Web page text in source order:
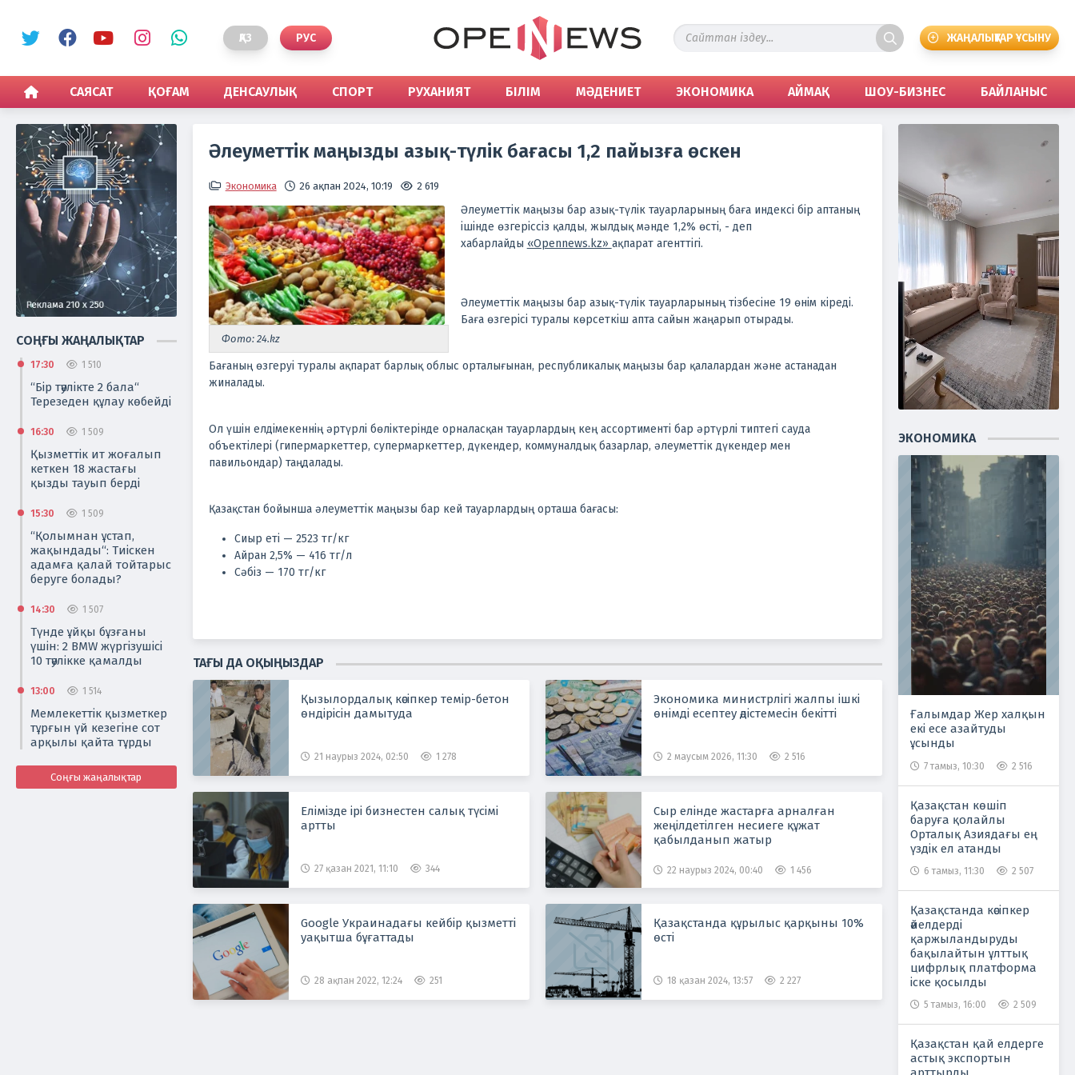
ҚАЗ РУС ЖАҢАЛЫҚТАР ҰСЫНУ
САЯСАТ ҚОҒАМ ДЕНСАУЛЫҚ СПОРТ РУХАНИЯТ БІЛІМ МӘДЕНИЕТ ЭКОНОМИКА АЙМАҚ ШОУ-БИЗНЕС БАЙЛАНЫС
СОҢҒЫ ЖАҢАЛЫҚТАР
17:30 1 510
“Бір тәулікте 2 бала“
Терезеден құлау көбейді
16:30 1 509
Қызметтік ит жоғалып
кеткен 18 жастағы
қызды тауып берді
15:30 1 509
“Қолымнан ұстап,
жақындады“: Тиіскен
адамға қалай тойтарыс
беруге болады?
14:30 1 507
Түнде ұйқы бұзғаны
үшін: 2 BMW жүргізушісі
10 тәулікке қамалды
13:00 1 514
Мемлекеттік қызметкер
тұрғын үй кезегіне сот
арқылы қайта тұрды
Соңғы жаңалықтар
Әлеуметтік маңызды азық-түлік бағасы 1,2 пайызға өскен
Экономика 26 ақпан 2024, 10:19 2 619
Фото: 24.kz
Әлеуметтік маңызы бар азық-түлік тауарларының баға индексі бір аптаның
ішінде өзгеріссіз қалды, жылдық мәнде 1,2% өсті, - деп
хабарлайды «Opennews.kz» ақпарат агенттігі.
Әлеуметтік маңызы бар азық-түлік тауарларының тізбесіне 19 өнім кіреді.
Баға өзгерісі туралы көрсеткіш апта сайын жаңарып отырады.
Бағаның өзгеруі туралы ақпарат барлық облыс орталығынан, республикалық маңызы бар қалалардан және астанадан
жиналады.
Ол үшін елдімекеннің әртүрлі бөліктерінде орналасқан тауарлардың кең ассортименті бар әртүрлі типтегі сауда
объектілері (гипермаркеттер, супермаркеттер, дүкендер, коммуналдық базарлар, әлеуметтік дүкендер мен
павильондар) таңдалады.
Қазақстан бойынша әлеуметтік маңызы бар кей тауарлардың орташа бағасы:
Сиыр еті — 2523 тг/кг
Айран 2,5% — 416 тг/л
Сәбіз — 170 тг/кг
ТАҒЫ ДА ОҚЫҢЫЗДАР
Қызылордалық кәсіпкер темір-бетон
өндірісін дамытуда
21 наурыз 2024, 02:50 1 278
Экономика министрлігі жалпы ішкі
өнімді есептеу әдістемесін бекітті
2 маусым 2026, 11:30 2 516
Елімізде ірі бизнестен салық түсімі
артты
27 қазан 2021, 11:10 344
Сыр елінде жастарға арналған
жеңілдетілген несиеге құжат
қабылданып жатыр
22 наурыз 2024, 00:40 1 456
Google Украинадағы кейбір қызметті
уақытша бұғаттады
28 ақпан 2022, 12:24 251
Қазақстанда құрылыс қарқыны 10%
өсті
18 қазан 2024, 13:57 2 227
ЭКОНОМИКА
Ғалымдар Жер халқын
екі есе азайтуды
ұсынды
7 тамыз, 10:30 2 516
Қазақстан көшіп
баруға қолайлы
Орталық Азиядағы ең
үздік ел атанды
6 тамыз, 11:30 2 507
Қазақстанда кәсіпкер
әйелдерді
қаржыландыруды
бақылайтын ұлттық
цифрлық платформа
іске қосылды
5 тамыз, 16:00 2 509
Қазақстан қай елдерге
астық экспортын